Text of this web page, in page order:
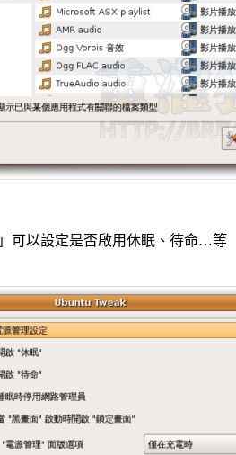
」可以設定是否啟用休眠、待命…等